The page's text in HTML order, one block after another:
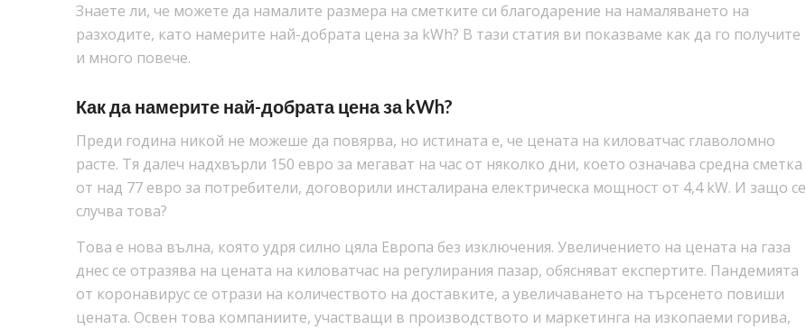
Знаете ли, че можете да намалите размера на сметките си благодарение на намаляването на
разходите, като намерите най-добрата цена за kWh? В тази статия ви показваме как да го получите
и много повече.
Как да намерите най-добрата цена за kWh?
Преди година никой не можеше да повярва, но истината е, че цената на киловатчас главоломно
расте. Тя далеч надхвърли 150 евро за мегават на час от няколко дни, което означава средна сметка
от над 77 евро за потребители, договорили инсталирана електрическа мощност от 4,4 kW. И защо се
случва това?
Това е нова вълна, която удря силно цяла Европа без изключения. Увеличението на цената на газа
днес се отразява на цената на киловатчас на регулирания пазар, обясняват експертите. Пандемията
от коронавирус се отрази на количеството на доставките, а увеличаването на търсенето повиши
цената. Освен това компаниите, участващи в производството и маркетинга на изкопаеми горива,